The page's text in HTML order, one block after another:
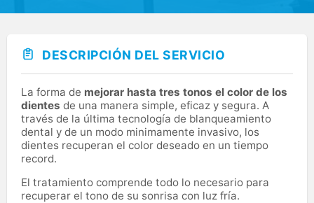
DESCRIPCIÓN DEL SERVICIO
La forma de mejorar hasta tres tonos el color de los
dientes de una manera simple, eficaz y segura. A
través de la última tecnología de blanqueamiento
dental y de un modo minimamente invasivo, los
dientes recuperan el color deseado en un tiempo
record.
El tratamiento comprende todo lo necesario para
recuperar el tono de su sonrisa con luz fría.